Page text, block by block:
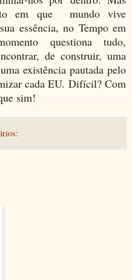
em que mundo vive
essência, no Tempo em
questiona tudo,
de construir, uma
existência pautada pelo
cada EU. Difícil? Com
sim!